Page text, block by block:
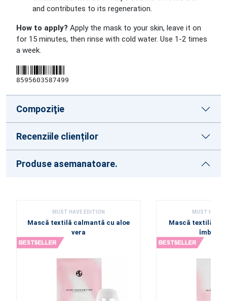
and contributes to its regeneration.
How to apply? Apply the mask to your skin, leave it on
for 15 minutes, then rinse with cold water. Use 1-2 times
a week.
8595603587499
Compoziţie
Recenziile clienților
Produse asemanatoare.
MUST HAVE EDITION
Mască textilă calmantă cu aloe
vera
MUST HAVE
Mască textilă cu